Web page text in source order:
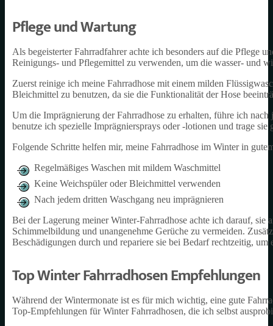
Pflege und Wartung
Als begeisterter Fahrradfahrer achte ich besonders auf die Pflege
Reinigungs- und Pflegemittel zu verwenden, um die wasser- und
Zuerst reinige ich meine Fahrradhose mit einem milden
Bleichmittel zu benutzen, da sie die Funktionalität der Hose
Um die Imprägnierung der Fahrradhose zu erhalten, führe ich
benutze ich spezielle Imprägniersprays oder -lotionen und trage
Folgende Schritte helfen mir, meine Fahrradhose im Winter in
Regelmäßiges Waschen mit mildem Waschmittel
Keine Weichspüler oder Bleichmittel verwenden
Nach jedem dritten Waschgang neu imprägnieren
Bei der Lagerung meiner Winter-Fahrradhose achte ich darauf,
Schimmelbildung und unangenehme Gerüche zu vermeiden.
Beschädigungen durch und repariere sie bei Bedarf rechtzeitig, um
Top Winter Fahrradhosen Empfehlungen
Während der Wintermonate ist es für mich wichtig, eine gute
Top-Empfehlungen für Winter Fahrradhosen, die ich selbst